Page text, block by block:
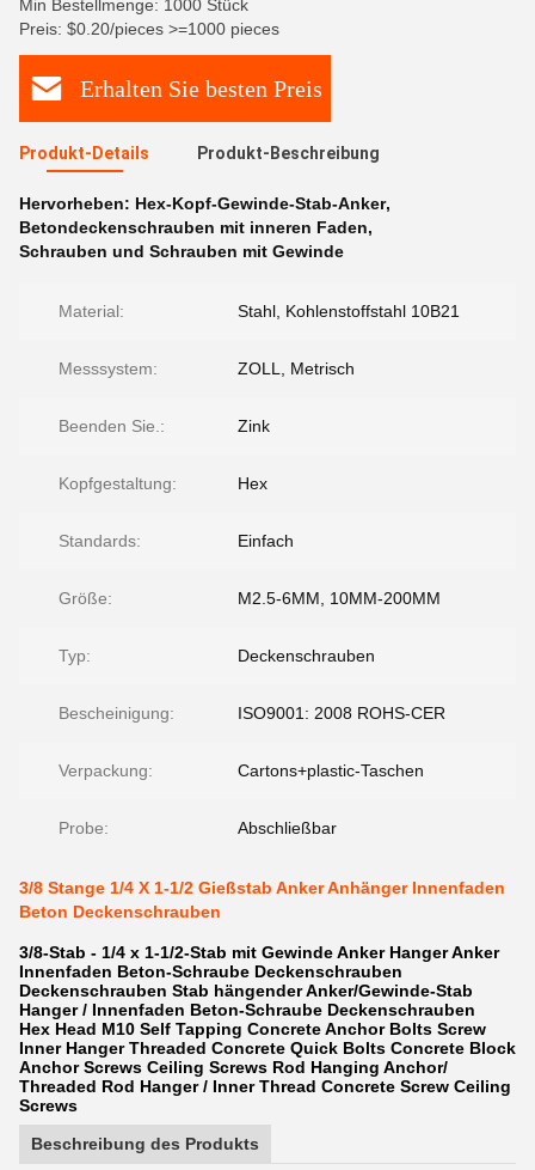
Min Bestellmenge: 1000 Stück
Preis: $0.20/pieces >=1000 pieces
Erhalten Sie besten Preis
Produkt-Details Produkt-Beschreibung
Hervorheben: Hex-Kopf-Gewinde-Stab-Anker,
Betondeckenschrauben mit inneren Faden,
Schrauben und Schrauben mit Gewinde
Material: Stahl, Kohlenstoffstahl 10B21
Messsystem: ZOLL, Metrisch
Beenden Sie.: Zink
Kopfgestaltung: Hex
Standards: Einfach
Größe: M2.5-6MM, 10MM-200MM
Typ: Deckenschrauben
Bescheinigung: ISO9001: 2008 ROHS-CER
Verpackung: Cartons+plastic-Taschen
Probe: Abschließbar
3/8 Stange 1/4 X 1-1/2 Gießstab Anker Anhänger Innenfaden
Beton Deckenschrauben
3/8-Stab - 1/4 x 1-1/2-Stab mit Gewinde Anker Hanger Anker
Innenfaden Beton-Schraube Deckenschrauben
Deckenschrauben Stab hängender Anker/Gewinde-Stab
Hanger / Innenfaden Beton-Schraube Deckenschrauben
Hex Head M10 Self Tapping Concrete Anchor Bolts Screw
Inner Hanger Threaded Concrete Quick Bolts Concrete Block
Anchor Screws Ceiling Screws Rod Hanging Anchor/
Threaded Rod Hanger / Inner Thread Concrete Screw Ceiling
Screws
Beschreibung des Produkts